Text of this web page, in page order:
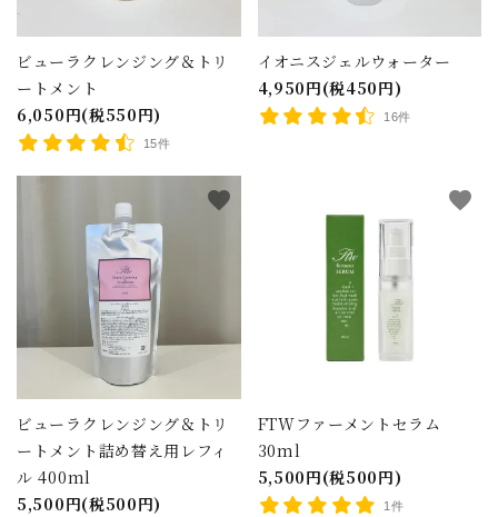
ビューラクレンジング＆トリ
ートメント
6,050円(税550円)
15件
イオニスジェルウォーター
4,950円(税450円)
16件
ビューラクレンジング＆トリ
ートメント詰め替え用レフィ
ル 400ml
5,500円(税500円)
favorite
FTWファーメントセラム
30ml
5,500円(税500円)
1件
favorite
キーワード
検索する
close